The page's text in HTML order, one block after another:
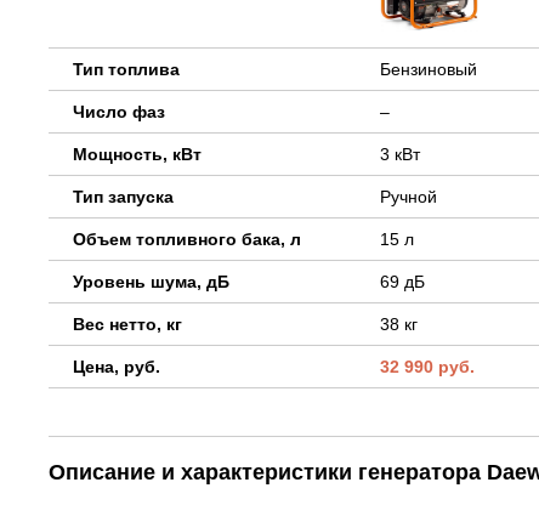
Тип топлива
Число фаз
Мощность, кВт
Тип запуска
Объем топливного бака, л
Уровень шума, дБ
Вес нетто, кг
Цена, руб.
Бензиновый
–
3 кВт
Ручной
15 л
69 дБ
38 кг
32 990 руб.
Описание и характеристики генератора